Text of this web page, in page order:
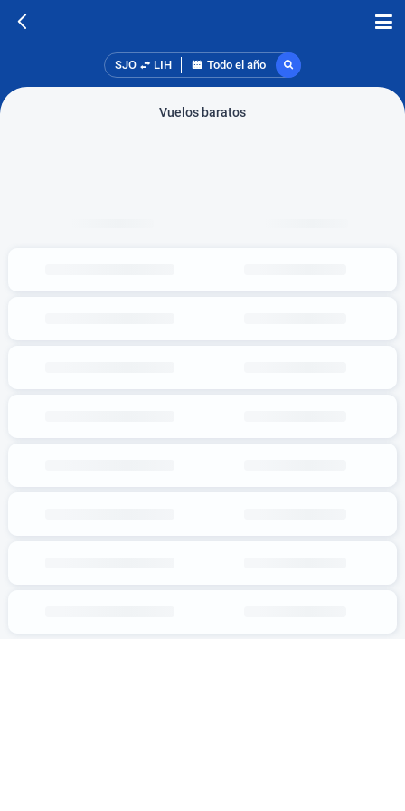
SJO LIH Todo el año
Vuelos baratos